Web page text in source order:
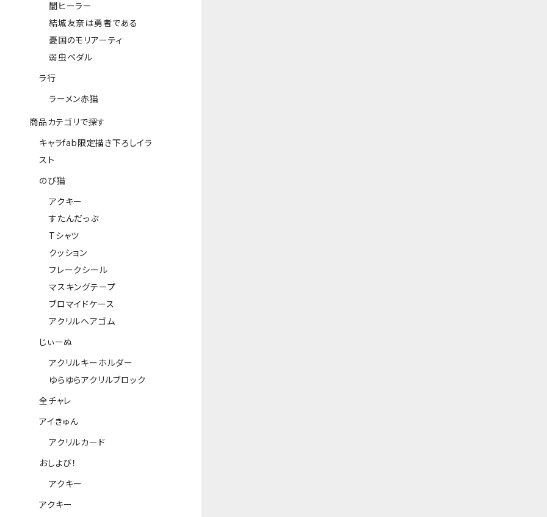
闇ヒーラー
結城友奈は勇者である
憂国のモリアーティ
弱虫ペダル
ラ行
ラーメン赤猫
商品カテゴリで探す
キャラfab限定描き下ろしイラ
スト
のび猫
アクキー
すたんだっぷ
Tシャツ
クッション
フレークシール
マスキングテープ
ブロマイドケース
アクリルヘアゴム
じぃーぬ
アクリルキーホルダー
ゆらゆらアクリルブロック
全チャレ
アイきゅん
アクリルカード
おしよび！
アクキー
アクキー